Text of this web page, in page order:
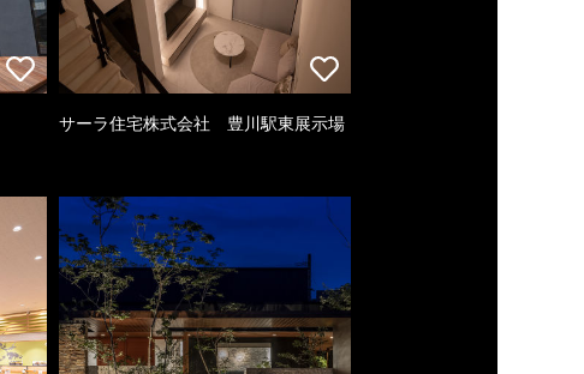
サーラ住宅株式会社 豊川駅東展示場